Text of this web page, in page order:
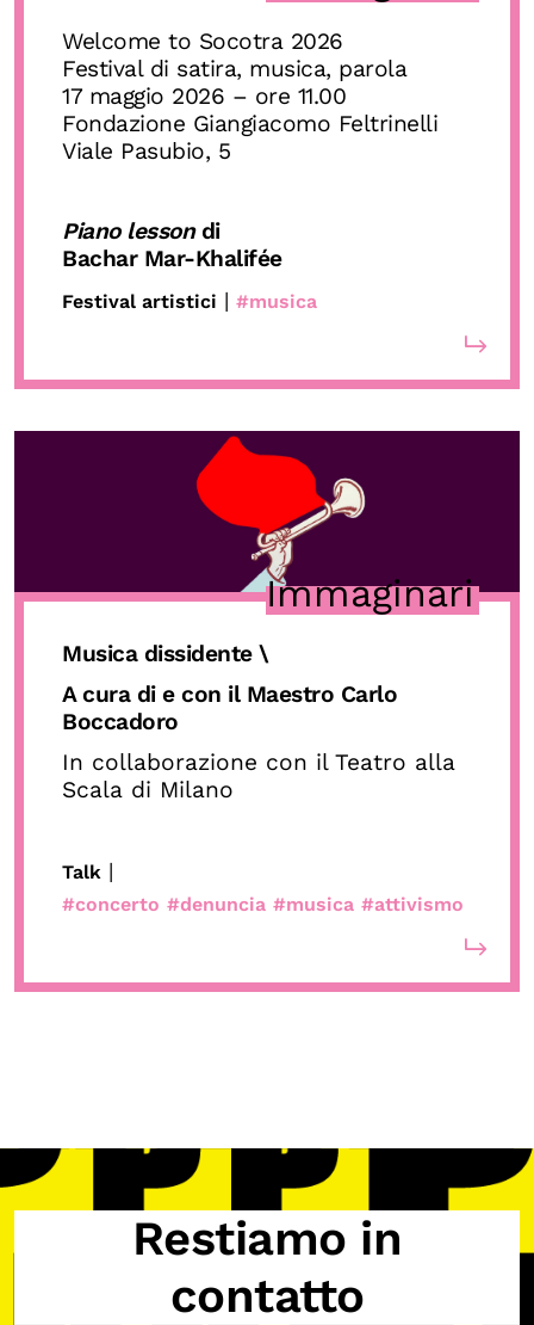
Biblioteca
Mostre digitali
I CONTENUTI
Progetti Nazionali
Progetti Internazionali
Pubblicazioni
Storie di Resistenza, ottant’anni dopo
Elezioni dal mondo
Attività per bambine e bambini
Programmi per le scuole
Under25
Classici del Pensiero Politico
Master e Executive Program
Welcome to Socotra 2026
Festival di satira, musica, parola
17 maggio 2026 – ore 11.00
Fondazione Giangiacomo Feltrinelli
Viale Pasubio, 5
Piano lessondi
Bachar Mar-Khalifée
Festival artistici | #musica
Immaginari
Musica dissidente \
A cura di e con il Maestro Carlo
Boccadoro
In collaborazione con il Teatro alla
Scala di Milano
Talk |
#concerto #denuncia #musica #attivismo
Restiamo in
contatto